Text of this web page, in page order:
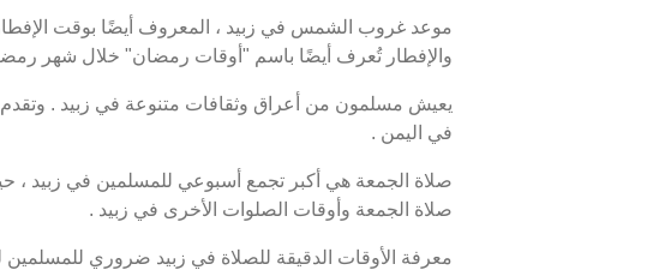
والإفطار تُعرف أيضًا باسم "أوقات رمضان" خلال شهر
يعيش مسلمون من أعراق وثقافات متنوعة في زبيد .
في اليمن .
صلاة الجمعة هي أكبر تجمع أسبوعي للمسلمين في زبيد ،
صلاة الجمعة وأوقات الصلوات الأخرى في زبيد .
معرفة الأوقات الدقيقة للصلاة في زبيد ضروري